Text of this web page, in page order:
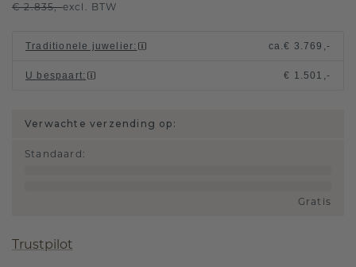
€ 2.835,-excl. BTW
Traditionele juwelier: ca.€ 3.769,-
U bespaart: € 1.501,-
Verwachte verzending op:
Standaard :
Gratis
Trustpilot